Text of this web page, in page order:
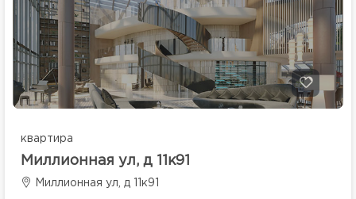
квартира
Миллионная ул, д 11к91
Миллионная ул, д 11к91